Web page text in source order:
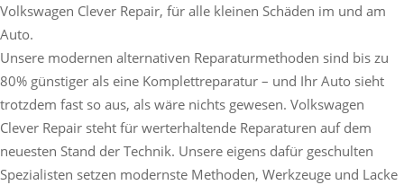
Volkswagen Clever Repair, für alle kleinen Schäden im und am
Auto.
Unsere modernen alternativen Reparaturmethoden sind bis zu
80% günstiger als eine Komplettreparatur – und Ihr Auto sieht
trotzdem fast so aus, als wäre nichts gewesen. Volkswagen
Clever Repair steht für werterhaltende Reparaturen auf dem
neuesten Stand der Technik. Unsere eigens dafür geschulten
Spezialisten setzen modernste Methoden, Werkzeuge und Lacke